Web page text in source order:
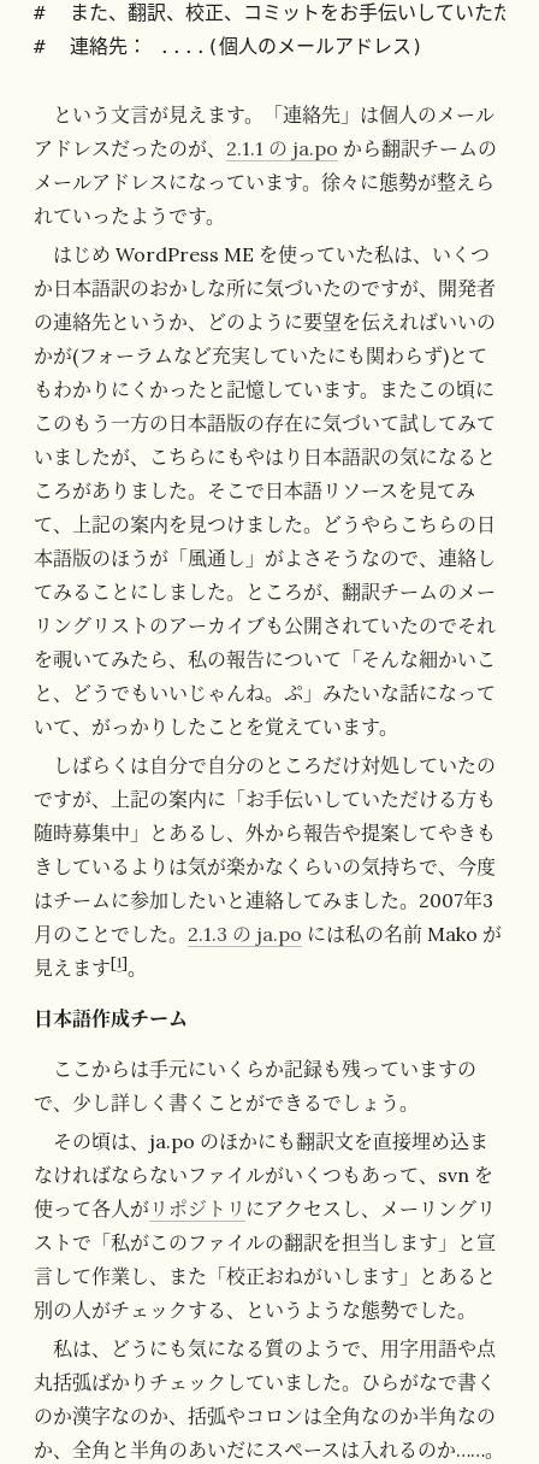
#  また、翻訳、校正、コミットをお手伝いしていただけ
という文言が見えます。「連絡先」は個人のメール
アドレスだったのが、 2.1.1 の ja.po から翻訳チームの
メールアドレスになっています。徐々に態勢が整えら
れていったようです。
はじめ WordPress ME を使っていた私は、いくつ
か日本語訳のおかしな所に気づいたのですが、開発者
の連絡先というか、どのように要望を伝えればいいの
かが(フォーラムなど充実していたにも関わらず)とて
もわかりにくかったと記憶しています。またこの頃に
このもう一方の日本語版の存在に気づいて試してみて
いましたが、こちらにもやはり日本語訳の気になると
ころがありました。そこで日本語リソースを見てみ
て、上記の案内を見つけました。どうやらこちらの日
本語版のほうが「風通し」がよさそうなので、連絡し
てみることにしました。ところが、翻訳チームのメー
リングリストのアーカイブも公開されていたのでそれ
を覗いてみたら、私の報告について「そんな細かいこ
と、どうでもいいじゃんね。ぷ」みたいな話になって
いて、がっかりしたことを覚えています。
しばらくは自分で自分のところだけ対処していたの
ですが、上記の案内に「お手伝いしていただける方も
随時募集中」とあるし、外から報告や提案してやきも
きしているよりは気が楽かなくらいの気持ちで、今度
はチームに参加したいと連絡してみました。2007年3
月のことでした。 2.1.3 の ja.po には私の名前 Mako が
見えます[1]。
日本語作成チーム
ここからは手元にいくらか記録も残っていますの
で、少し詳しく書くことができるでしょう。
その頃は、ja.po のほかにも翻訳文を直接埋め込ま
なければならないファイルがいくつもあって、svn を
使って各人が リポジトリ にアクセスし、メーリングリ
ストで「私がこのファイルの翻訳を担当します」と宣
言して作業し、また「校正おねがいします」とあると
別の人がチェックする、というような態勢でした。
私は、どうにも気になる質のようで、用字用語や点
丸括弧ばかりチェックしていました。ひらがなで書く
のか漢字なのか、括弧やコロンは全角なのか半角なの
か、全角と半角のあいだにスペースは入れるのか……。